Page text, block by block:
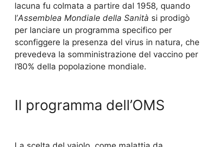
lacuna fu colmata a partire dal 1958, quando
l’Assemblea Mondiale della Sanità si prodigò
per lanciare un programma specifico per
sconfiggere la presenza del virus in natura, che
prevedeva la somministrazione del vaccino per
l’80% della popolazione mondiale.
Il programma dell’OMS